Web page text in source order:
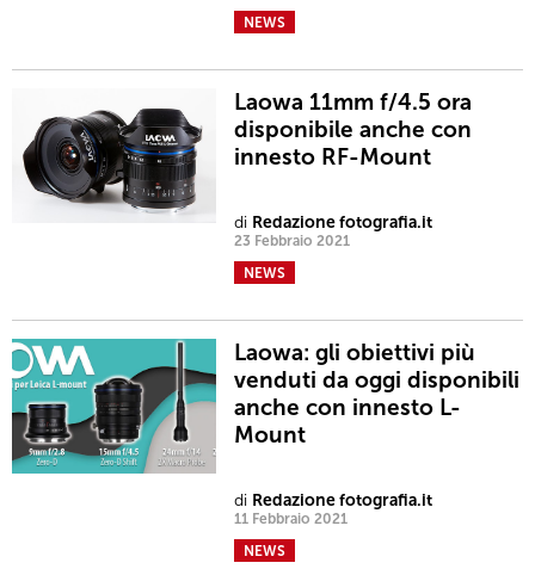
NEWS
Laowa 11mm f/4.5 ora
disponibile anche con
innesto RF-Mount
di Redazione fotografia.it
23 Febbraio 2021
NEWS
Laowa: gli obiettivi più
venduti da oggi disponibili
anche con innesto L-
Mount
di Redazione fotografia.it
11 Febbraio 2021
NEWS